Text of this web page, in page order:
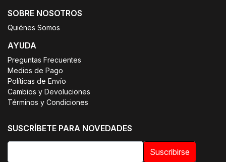
SOBRE NOSOTROS
Quiénes Somos
AYUDA
Preguntas Frecuentes
Medios de Pago
Políticas de Envío
Cambios y Devoluciones
Términos y Condiciones
SUSCRÍBETE PARA NOVEDADES
Suscribirse